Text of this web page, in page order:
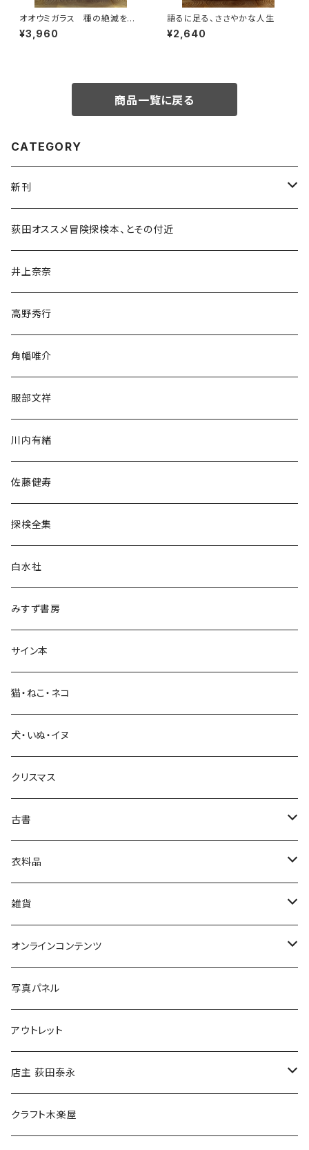
オオウミガラス 種の絶滅をめ
ぐる物語
¥3,960
語るに足る、ささやかな人生
¥2,640
商品一覧に戻る
CATEGORY
新刊
和書
文学・小説・物語
随筆・ノンフィクション・その他
民族・風習
言語・ことば
生活・暮らし
芸術・絵画・写真
絵本・児童書
娯楽・エンターテインメント
荻田オススメ冒険探検本、とその付近
井上奈奈
高野秀行
角幡唯介
服部文祥
川内有緒
佐藤健寿
探検全集
白水社
みすず書房
サイン本
猫・ねこ・ネコ
犬・いぬ・イヌ
クリスマス
古書
古書セット
美術
衣料品
POLEWARDS
Tシャツ
雑貨
バッグ
ブックカバー
マグカップ
傘
食料品
オンラインコンテンツ
冒険クロストーク
写真パネル
アウトレット
店主 荻田泰永
書籍
クラフト木楽屋